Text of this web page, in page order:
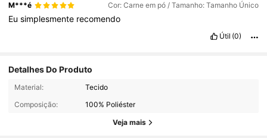
M***é Cor: Carne em pó / Tamanho: Tamanho Único
Eusimplesmente recomendo
Útil (0)
Detalhes Do Produto
Material:
Tecido
Composição:
100% Poliéster
Veja mais
5.9K Seguidores